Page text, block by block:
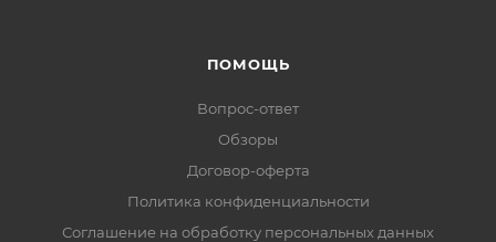
ПОМОЩЬ
Вопрос-ответ
Обзоры
Договор-оферта
Политика конфиденциальности
Соглашение на обработку персональных данных